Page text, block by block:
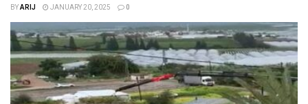
BYARIJ JANUARY 20, 2025 0